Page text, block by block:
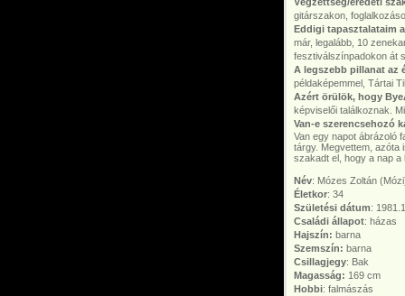
gitárszakon,
Eddigi tapasztalataim
már, legalább, 10
fesztiválszínpadokon át
A legszebb pillanat az
példaképemmel, Tártai
Azért örülök, hogy
képviselői találkoznak.
Van-e szerencsehozó
Van egy napot ábrázoló
tárgy. Megvettem, azóta
szakadt el, hogy a nap
Név: Mózes Zoltán
Életkor: 34
Születési dátum:
Családi állapot: házas
Hajszín: barna
Szemszín: barna
Csillagjegy: Bak
Magasság: 169 cm
Hobbi: falmászás